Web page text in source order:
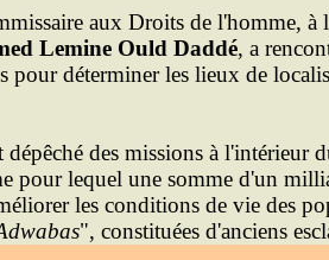
aux Droits de l'homme,
Lemine Ould Daddé, a
pour déterminer les lieux de
dépêché des missions à l'intérieur
pour lequel une somme d'un
les conditions de vie des
", constituées d'anciens